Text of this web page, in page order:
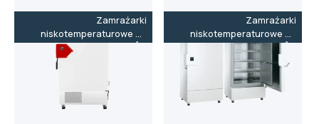
Zamrażarki
niskotemperaturowe do
-86˚C
Zamrażarki
niskotemperaturowe do
-86˚C